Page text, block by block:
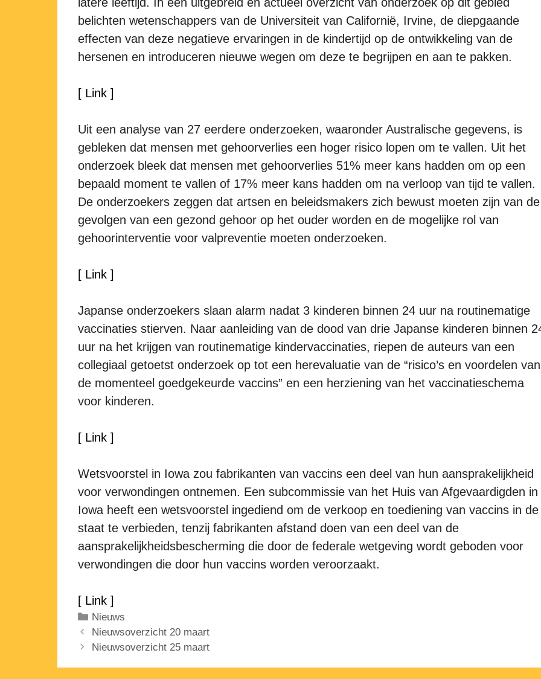
belichten wetenschappers van de Universiteit van Californië, Irvine, de diepgaande
effecten van deze negatieve ervaringen in de kindertijd op de ontwikkeling van de
hersenen en introduceren nieuwe wegen om deze te begrijpen en aan te pakken.
[ Link ]
Uit een analyse van 27 eerdere onderzoeken, waaronder Australische gegevens, is
gebleken dat mensen met gehoorverlies een hoger risico lopen om te vallen. Uit het
onderzoek bleek dat mensen met gehoorverlies 51% meer kans hadden om op een
bepaald moment te vallen of 17% meer kans hadden om na verloop van tijd te vallen.
De onderzoekers zeggen dat artsen en beleidsmakers zich bewust moeten zijn van de
gevolgen van een gezond gehoor op het ouder worden en de mogelijke rol van
gehoorinterventie voor valpreventie moeten onderzoeken.
[ Link ]
Japanse onderzoekers slaan alarm nadat 3 kinderen binnen 24 uur na routinematige
vaccinaties stierven. Naar aanleiding van de dood van drie Japanse kinderen binnen
uur na het krijgen van routinematige kindervaccinaties, riepen de auteurs van een
collegiaal getoetst onderzoek op tot een herevaluatie van de “risico’s en voordelen van
de momenteel goedgekeurde vaccins” en een herziening van het vaccinatieschema
voor kinderen.
[ Link ]
Wetsvoorstel in Iowa zou fabrikanten van vaccins een deel van hun aansprakelijkheid
voor verwondingen ontnemen. Een subcommissie van het Huis van Afgevaardigden in
Iowa heeft een wetsvoorstel ingediend om de verkoop en toediening van vaccins in de
staat te verbieden, tenzij fabrikanten afstand doen van een deel van de
aansprakelijkheidsbescherming die door de federale wetgeving wordt geboden voor
verwondingen die door hun vaccins worden veroorzaakt.
[ Link ]
Categorieën
Nieuws
Nieuwsoverzicht 20 maart
Nieuwsoverzicht 25 maart